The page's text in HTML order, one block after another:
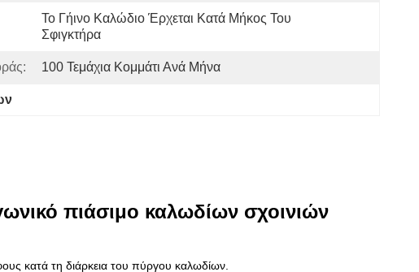
Το Γήινο Καλώδιο Έρχεται Κατά Μήκος Του
Σφιγκτήρα
100 Τεμάχια Κομμάτι Ανά Μήνα
πιάσιμο καλωδίων σχοινιών
κατά τη διάρκεια του πύργου καλωδίων.